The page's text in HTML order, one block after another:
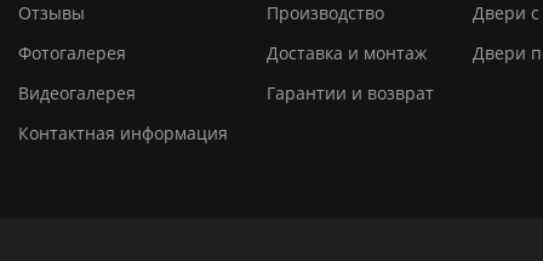
Отзывы
Фотогалерея
Видеогалерея
Контактная информация
Производство
Доставка и монтаж
Гарантии и возврат
Двери
Двери